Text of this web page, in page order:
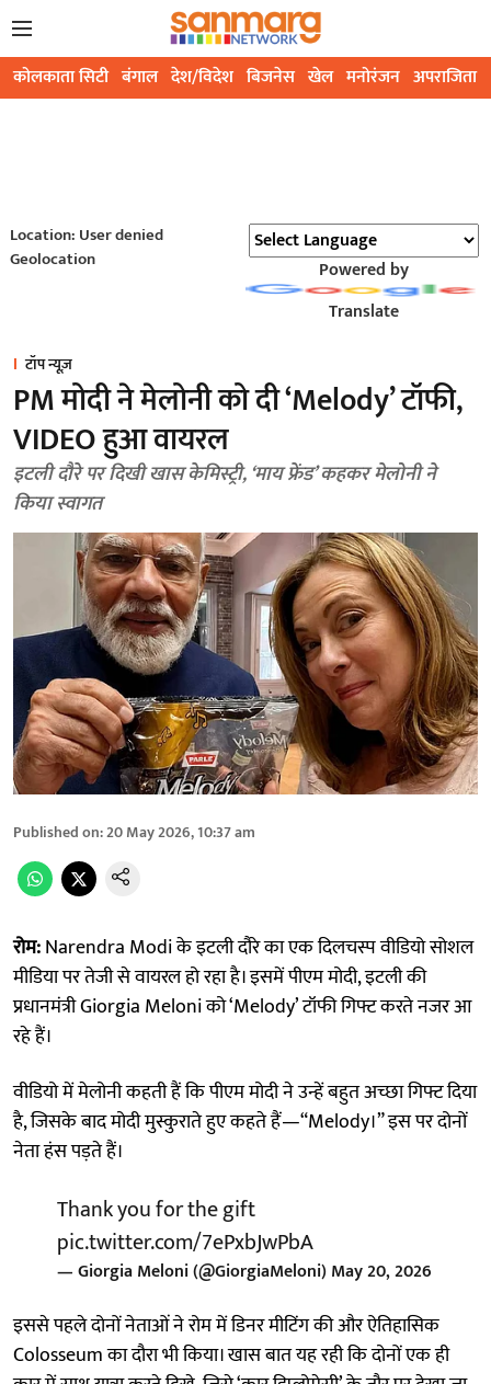
कोलकाता सिटी बंगाल देश/विदेश बिजनेस खेल मनोरंजन अपराजिता
Location: User denied
Geolocation
Powered by
Translate
टॉप न्यूज़
PM मोदी ने मेलोनी को दी ‘Melody’ टॉफी,
VIDEO हुआ वायरल
इटली दौरे पर दिखी खास केमिस्ट्री, ‘माय फ्रेंड’ कहकर मेलोनी ने
किया स्वागत
Published on:20 May 2026, 10:37 am
रोम:Narendra Modi के इटली दौरे का एक दिलचस्प वीडियो सोशल
मीडिया पर तेजी से वायरल हो रहा है। इसमें पीएम मोदी, इटली की
प्रधानमंत्री Giorgia Meloni को ‘Melody’ टॉफी गिफ्ट करते नजर आ
रहे हैं।
वीडियो में मेलोनी कहती हैं कि पीएम मोदी ने उन्हें बहुत अच्छा गिफ्ट दिया
है, जिसके बाद मोदी मुस्कुराते हुए कहते हैं—“Melody।” इस पर दोनों
नेता हंस पड़ते हैं।
Thank you for the gift
pic.twitter.com/7ePxbJwPbA
— Giorgia Meloni (@GiorgiaMeloni)May 20, 2026
इससे पहले दोनों नेताओं ने रोम में डिनर मीटिंग की और ऐतिहासिक
Colosseum का दौरा भी किया। खास बात यह रही कि दोनों एक ही